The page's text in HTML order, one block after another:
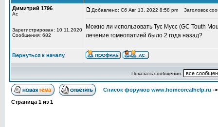
Димитрий 1796
Ас
Зарегистрирован: 10.11.2020
Сообщения: 682
Добавлено: Сб Авг 13, 2022 8:58 pm Заголовок
Можно ли использовать Тус Мусс (GC Touth
лечение гомеопатией было 2 года назад?
Вернуться к началу
Показать сообщения:
Список форумов www.homeorealhelp.ru -
Страница 1 из 1